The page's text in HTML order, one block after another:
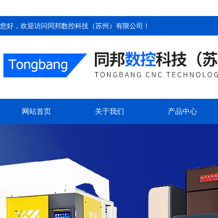
您好，欢迎访问同邦数控科技（苏州）有限公司 ！
网站首页 关于我们 产品中心